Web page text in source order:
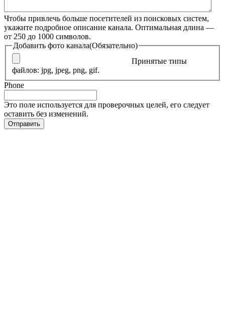
Чтобы привлечь больше посетителей из поисковых систем,
укажите подробное описание канала. Оптимальная длина —
от 250 до 1000 символов.
Добавить фото канала(Обязательно)
Принятые типы
файлов: jpg, jpeg, png, gif.
Phone
Это поле используется для проверочных целей, его следует
оставить без изменений.